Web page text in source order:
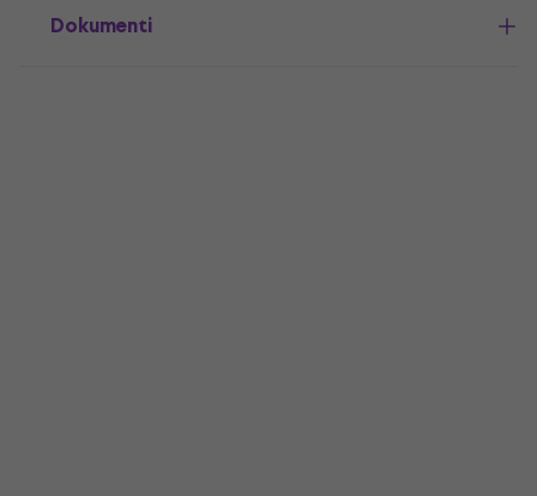
Dokumenti